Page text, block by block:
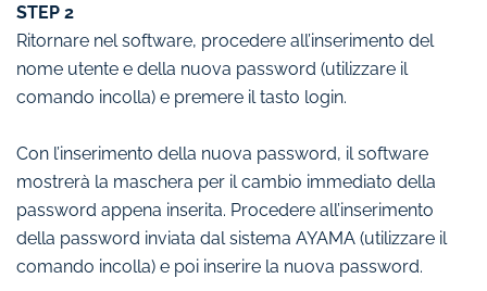
STEP 2
Ritornare nel software, procedere all’inserimento del
nome utente e della nuova password (utilizzare il
comando incolla) e premere il tasto login.
Con l’inserimento della nuova password, il software
mostrerà la maschera per il cambio immediato della
password appena inserita. Procedere all’inserimento
della password inviata dal sistema AYAMA (utilizzare il
comando incolla) e poi inserire la nuova password.